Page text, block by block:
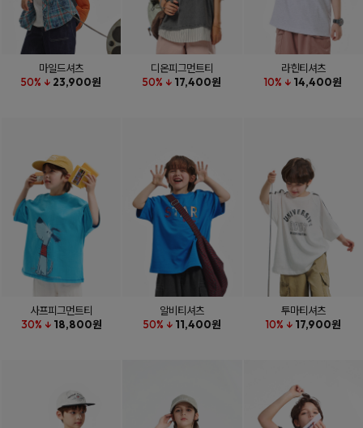
마일드셔츠
50% ↓ 23,900원
디온피그먼트티
50% ↓ 17,400원
라힌티셔츠
10% ↓ 14,400원
사프피그먼트티
30% ↓ 18,800원
알비티셔츠
50% ↓ 11,400원
투마티셔츠
10% ↓ 17,900원